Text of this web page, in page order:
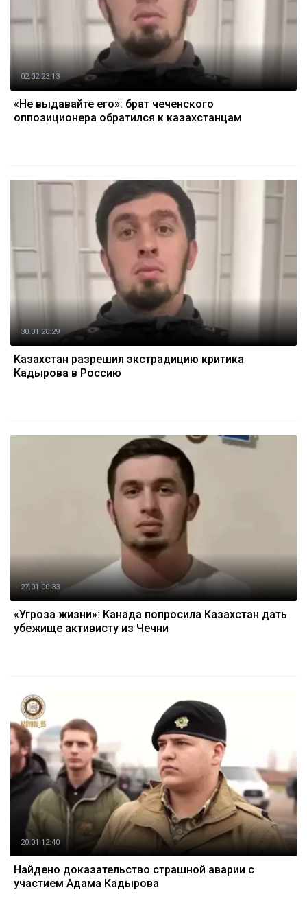
02.02 23:13
«Не выдавайте его»: брат чеченского
оппозиционера обратился к казахстанцам
30.01 20:29
Казахстан разрешил экстрадицию критика
Кадырова в Россию
27.01 00:33
«Угроза жизни»: Канада попросила Казахстан дать
убежище активисту из Чечни
20.01 12:40
Найдено доказательство страшной аварии с
участием Адама Кадырова